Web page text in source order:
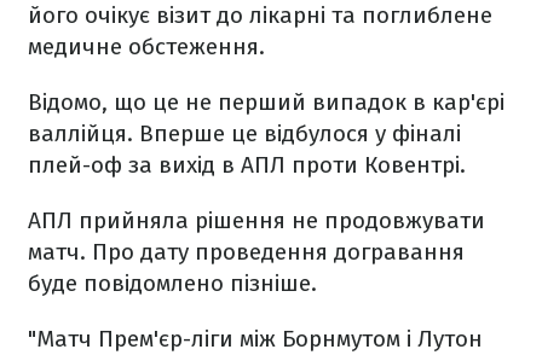
його очікує візит до лікарні та поглиблене
медичне обстеження.
Відомо, що це не перший випадок в кар'єрі
валлійця. Вперше це відбулося у фіналі
плей-оф за вихід в АПЛ проти Ковентрі.
АПЛ прийняла рішення не продовжувати
матч. Про дату проведення догравання
буде повідомлено пізніше.
"Матч Прем'єр-ліги між Борнмутом і Лутон